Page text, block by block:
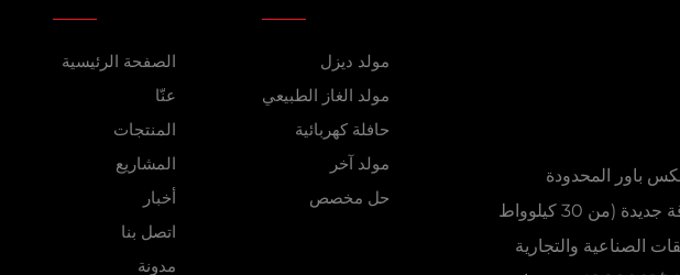
باور المحدودة
مجموعات مولدات ديزل وغاز وطاقة جديدة (من 30 كيلوواط
الصناعية والتجارية
مولد ديزل
مولد الغاز الطبيعي
حافلة كهربائية
مولد آخر
حل مخصص
الصفحة الرئيسية
عنّا
المنتجات
المشاريع
أخبار
اتصل بنا
مدونة